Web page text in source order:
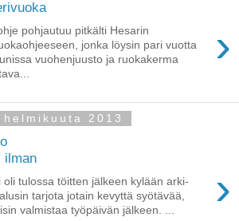
›
pohjautuu pitkälti Hesarin
jonka löysin pari vuotta
vuohenjuusto ja ruokakerma
2013
ilman
›
oli tulossa töitten jälkeen kylään arki-
tarjota jotain kevyttä syötävää,
valmistaa työpäivän jälkeen. ...